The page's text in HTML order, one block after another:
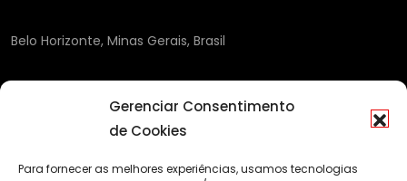
Gerenciar Consentimento
de Cookies
Para fornecer as melhores experiências, usamos tecnologias
Belo Horizonte, Minas Gerais, Brasil